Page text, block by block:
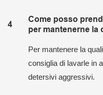
4
Come posso
per mantenerne la
Per mantenere la
consiglia di lavarle in
detersivi aggressivi.